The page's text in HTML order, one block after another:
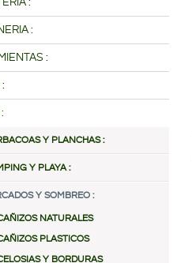
:
:
:
:
Y PLANCHAS :
Y PLAYA :
Y SOMBREO :
NATURALES
PLASTICOS
Y BORDURAS